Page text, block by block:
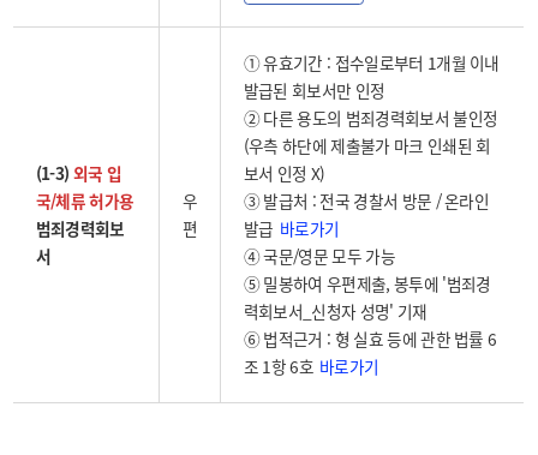
(1-3) 외국 입
국/체류 허가용
범죄경력회보
서
우
편
① 유효기간 : 접수일로부터 1개월 이내
발급된 회보서만 인정
② 다른 용도의 범죄경력회보서 불인정
(우측 하단에 제출불가 마크 인쇄된 회
보서 인정 X)
③ 발급처 : 전국 경찰서 방문 / 온라인
발급 바로가기
④ 국문/영문 모두 가능
⑤ 밀봉하여 우편제출, 봉투에 '범죄경
력회보서_신청자 성명' 기재
⑥ 법적근거 : 형 실효 등에 관한 법률 6
조 1항 6호 바로가기